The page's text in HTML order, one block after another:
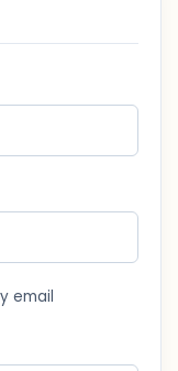
email